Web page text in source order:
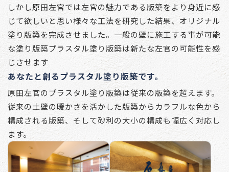
しかし原田左官では左官の魅力である版築をより身近に感
じて欲しいと思い様々な工法を研究した結果、オリジナル
塗り版築を完成させました。一般の壁に施工する事が可能
な塗り版築プラスタル塗り版築は新たな左官の可能性を感
じさせます
あなたと創るプラスタル塗り版築です。
原田左官のプラスタル塗り版築は従来の版築を超えます。
従来の土壁の暖かさを活かした版築からカラフルな色から
構成される版築、そして砂利の大小の構成も幅広く対応し
ます。